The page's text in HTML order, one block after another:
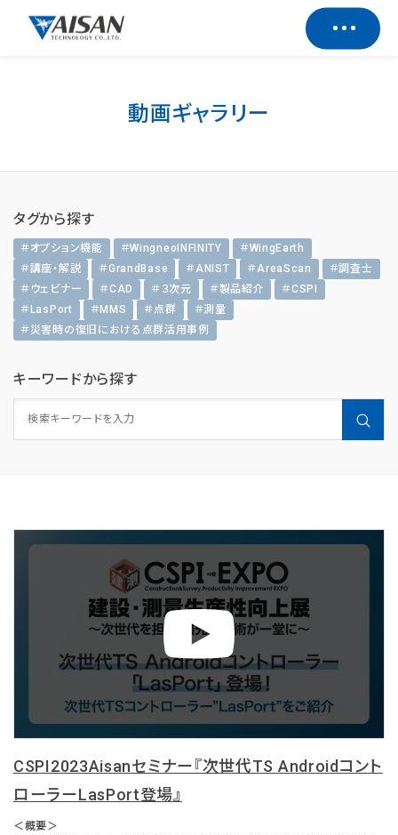
動画ギャラリー
タグから探す
＃オプション機能 ＃WingneoINFINITY
＃WingEarth
＃講座・解説
＃GrandBase ＃ANIST ＃AreaScan
＃調査士
＃ウェビナー
＃CAD ＃３次元 ＃製品紹介
＃CSPI
＃LasPort
＃MMS ＃点群
＃測量
＃災害時の復旧における点群活用事例
キーワードから探す
CSPI2023Aisanセミナー『次世代TS Androidコント
ローラーLasPort登場』
＜概要＞